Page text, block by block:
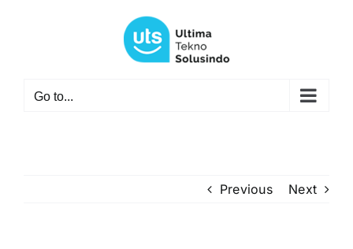
Go to...
Previous Next